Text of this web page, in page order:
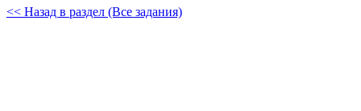
<< Назад в раздел (Все задания)